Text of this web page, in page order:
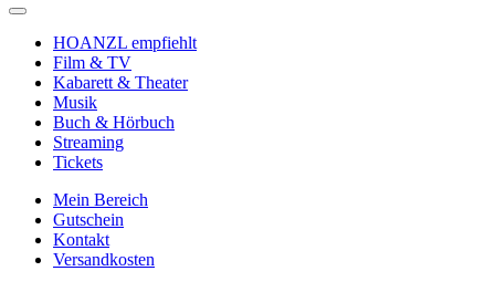
HOANZL empfiehlt
Film & TV
Kabarett & Theater
Musik
Buch & Hörbuch
Streaming
Tickets
Mein Bereich
Gutschein
Kontakt
Versandkosten